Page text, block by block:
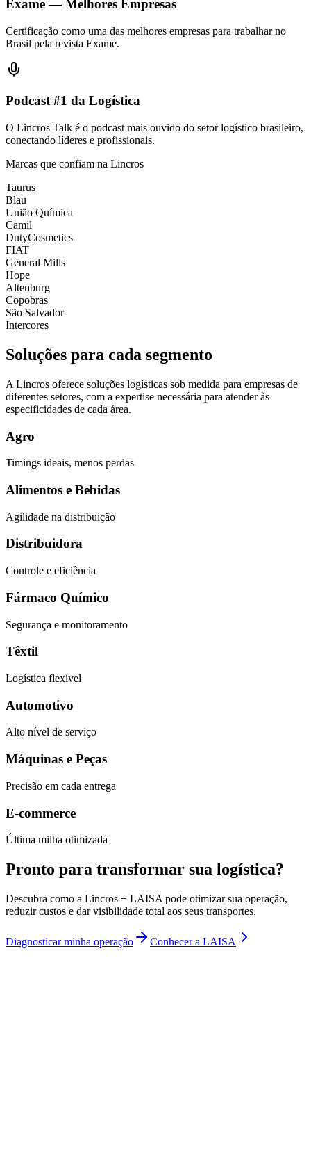
Exame — Melhores Empresas
Certificação como uma das melhores empresas para trabalhar no
Brasil pela revista Exame.
Podcast #1 da Logística
O Lincros Talk é o podcast mais ouvido do setor logístico brasileiro,
conectando líderes e profissionais.
Marcas que confiam na Lincros
Taurus
Blau
União Química
Camil
DutyCosmetics
FIAT
General Mills
Hope
Altenburg
Copobras
São Salvador
Intercores
Soluções para cada segmento
A Lincros oferece soluções logísticas sob medida para empresas de
diferentes setores, com a expertise necessária para atender às
especificidades de cada área.
Agro
Timings ideais, menos perdas
Alimentos e Bebidas
Agilidade na distribuição
Distribuidora
Controle e eficiência
Fármaco Químico
Segurança e monitoramento
Têxtil
Logística flexível
Automotivo
Alto nível de serviço
Máquinas e Peças
Precisão em cada entrega
E-commerce
Última milha otimizada
Pronto para transformar sua logística?
Descubra como a Lincros + LAISA pode otimizar sua operação,
reduzir custos e dar visibilidade total aos seus transportes.
Diagnosticar minha operação Conhecer a LAISA